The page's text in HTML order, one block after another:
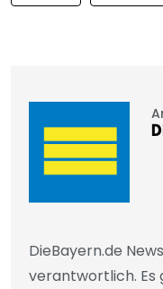
DieBayern.de
verantwortlich. Es